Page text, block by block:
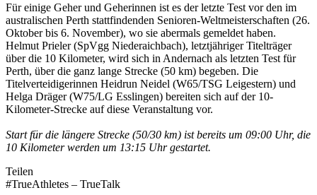
Für einige Geher und Geherinnen ist es der letzte Test vor den im
australischen Perth stattfindenden Senioren-Weltmeisterschaften (26.
Oktober bis 6. November), wo sie abermals gemeldet haben.
Helmut Prieler (SpVgg Niederaichbach), letztjähriger Titelträger
über die 10 Kilometer, wird sich in Andernach als letzten Test für
Perth, über die ganz lange Strecke (50 km) begeben. Die
Titelverteidigerinnen Heidrun Neidel (W65/TSG Leigestern) und
Helga Dräger (W75/LG Esslingen) bereiten sich auf der 10-
Kilometer-Strecke auf diese Veranstaltung vor.
Start für die längere Strecke (50/30 km) ist bereits um 09:00 Uhr, die
10 Kilometer werden um 13:15 Uhr gestartet.
Teilen
#TrueAthletes – TrueTalk